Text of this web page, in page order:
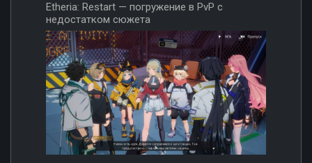
Etheria: Restart — погружение в PvP с
недостатком сюжета